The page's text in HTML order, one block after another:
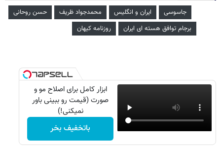
جاسوسی ایران و انگلیس محمدجواد ظریف
حسن روحانی
برجام توافق هسته ای ایران
روزنامه کیهان
ابزار کامل برای اصلاح مو و
صورت (قیمت رو ببینی باور
نمیکنی!)
باتخفیف بخر